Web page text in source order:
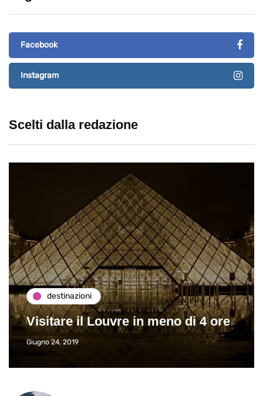
Facebook
Instagram
Scelti dalla redazione
destinazioni
Visitare il Louvre in meno di 4 ore
Giugno 24, 2019